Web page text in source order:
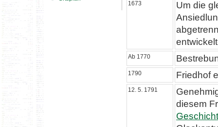
1673
Um die
Ab 1770
1790 Friedhof
12. 5. 1791
diesem